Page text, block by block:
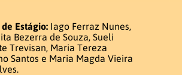
Curricular
Estágio: Iago Ferraz Nunes,
Bezerra de Souza, Sueli
Trevisan, Maria Tereza
Santos e Maria Magda Vieira